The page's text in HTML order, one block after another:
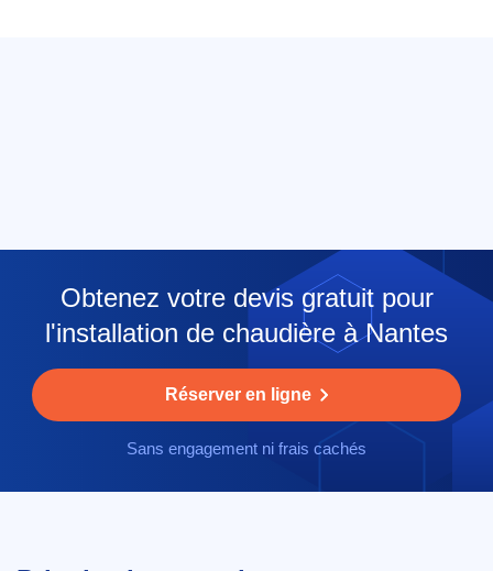
Obtenez votre devis gratuit pour
l'installation de chaudière à Nantes
Réserver en ligne
Sans engagement ni frais cachés